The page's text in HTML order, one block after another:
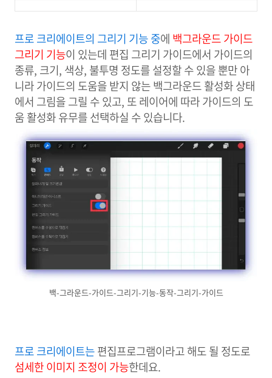
프로 크리에이트의 그리기 기능 중에 백그라운드 가이드
그리기 기능이 있는데 편집 그리기 가이드에서 가이드의
종류, 크기, 색상, 불투명 정도를 설정할 수 있을 뿐만 아
니라 가이드의 도움을 받지 않는 백그라운드 활성화 상태
에서 그림을 그릴 수 있고, 또 레이어에 따라 가이드의 도
움 활성화 유무를 선택하실 수 있습니다.
백-그라운드-가이드-그리기-기능-동작-그리기-가이드
프로 크리에이트는편집프로그램이라고 해도 될 정도로
섬세한 이미지 조정이 가능한데요.